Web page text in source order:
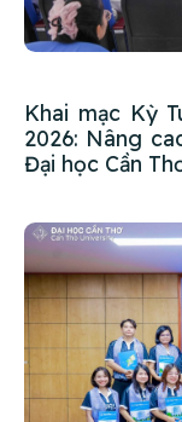
Khai mạc Kỳ
2026: Nâng
Đại học Cần